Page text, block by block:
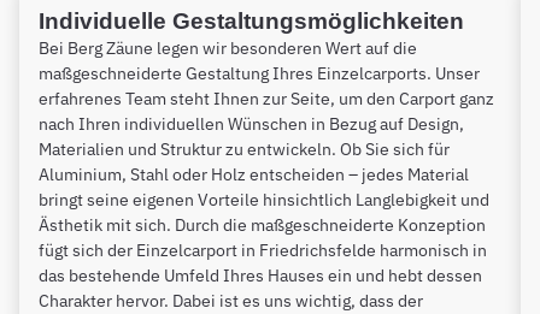
Individuelle Gestaltungsmöglichkeiten
Bei Berg Zäune legen wir besonderen Wert auf die
maßgeschneiderte Gestaltung Ihres Einzelcarports. Unser
erfahrenes Team steht Ihnen zur Seite, um den Carport ganz
nach Ihren individuellen Wünschen in Bezug auf Design,
Materialien und Struktur zu entwickeln. Ob Sie sich für
Aluminium, Stahl oder Holz entscheiden – jedes Material
bringt seine eigenen Vorteile hinsichtlich Langlebigkeit und
Ästhetik mit sich. Durch die maßgeschneiderte Konzeption
fügt sich der Einzelcarport in Friedrichsfelde harmonisch in
das bestehende Umfeld Ihres Hauses ein und hebt dessen
Charakter hervor. Dabei ist es uns wichtig, dass der